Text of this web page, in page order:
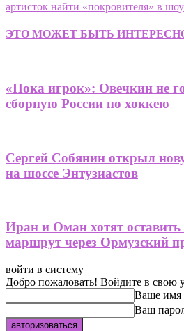
артисток найти «покровителя» в
ЭТО МОЖЕТ БЫТЬ
«Пока игрок»: Овечкин не
сборную России по хоккею
Сергей Собянин открыл
на шоссе Энтузиастов
Иран и Оман хотят
маршрут через Ормузский
войти в систему
Добро пожаловать! Войдите в свою
Ваше имя
Ваш